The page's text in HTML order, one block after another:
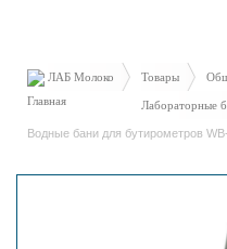
ЛАБ Молоко Товары
Лабораторные
Водные бани для бутирометров